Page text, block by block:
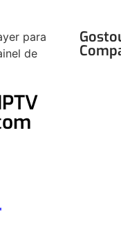
para
de